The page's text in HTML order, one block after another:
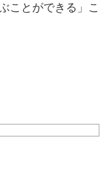
ことができる」こ